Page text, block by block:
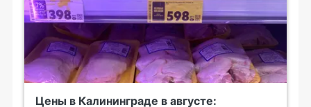
Цены в Калининграде в августе: